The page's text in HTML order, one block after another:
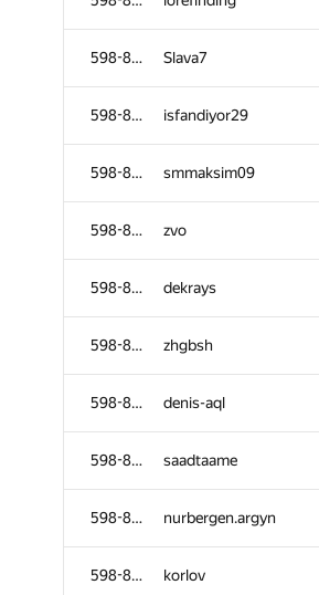
598-854 Slava7
598-854 isfandiyor29
598-854 smmaksim09
598-854 zvo
598-854 dekrays
598-854 zhgbsh
598-854 denis-aql
598-854 saadtaame
598-854 nurbergen.argyn
598-854 korlov